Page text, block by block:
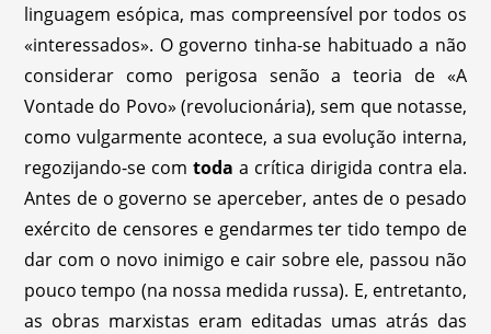
linguagem esópica, mas compreensível por todos os
«interessados». O governo tinha-se habituado a não
considerar como perigosa senão a teoria de «A
Vontade do Povo» (revolucionária), sem que notasse,
como vulgarmente acontece, a sua evolução interna,
regozijando-se comtoda a crítica dirigida contra ela.
Antes de o governo se aperceber, antes de o pesado
exército de censores e gendarmes ter tido tempo de
dar com o novo inimigo e cair sobre ele, passou não
pouco tempo (na nossa medida russa). E, entretanto,
as obras marxistas eram editadas umas atrás das